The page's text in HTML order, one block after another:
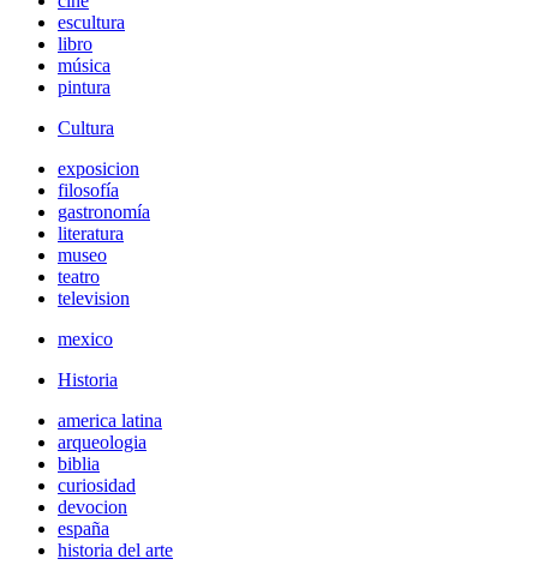
escultura
libro
música
pintura
Cultura
exposicion
filosofía
gastronomía
literatura
museo
teatro
television
mexico
Historia
america latina
arqueologia
biblia
curiosidad
devocion
españa
historia del arte